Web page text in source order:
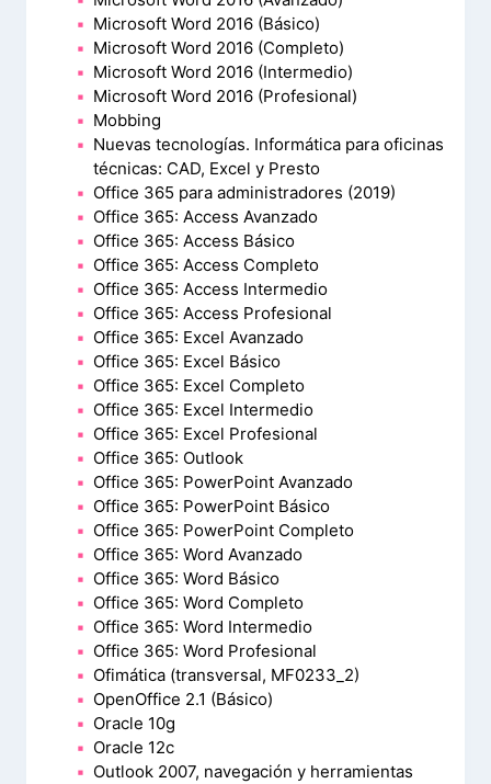
Microsoft Word 2016 (Básico)
Microsoft Word 2016 (Completo)
Microsoft Word 2016 (Intermedio)
Microsoft Word 2016 (Profesional)
Mobbing
Nuevas tecnologías. Informática para oficinas
técnicas: CAD, Excel y Presto
Office 365 para administradores (2019)
Office 365: Access Avanzado
Office 365: Access Básico
Office 365: Access Completo
Office 365: Access Intermedio
Office 365: Access Profesional
Office 365: Excel Avanzado
Office 365: Excel Básico
Office 365: Excel Completo
Office 365: Excel Intermedio
Office 365: Excel Profesional
Office 365: Outlook
Office 365: PowerPoint Avanzado
Office 365: PowerPoint Básico
Office 365: PowerPoint Completo
Office 365: Word Avanzado
Office 365: Word Básico
Office 365: Word Completo
Office 365: Word Intermedio
Office 365: Word Profesional
Ofimática (transversal, MF0233_2)
OpenOffice 2.1 (Básico)
Oracle 10g
Oracle 12c
Outlook 2007, navegación y herramientas